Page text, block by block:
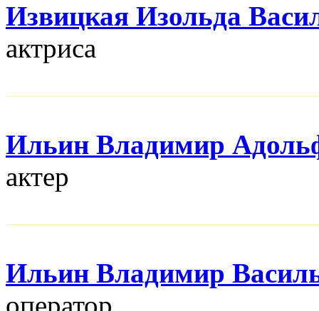
Извицкая Изольда
актриса
Ильин Владимир
актер
Ильин Владимир